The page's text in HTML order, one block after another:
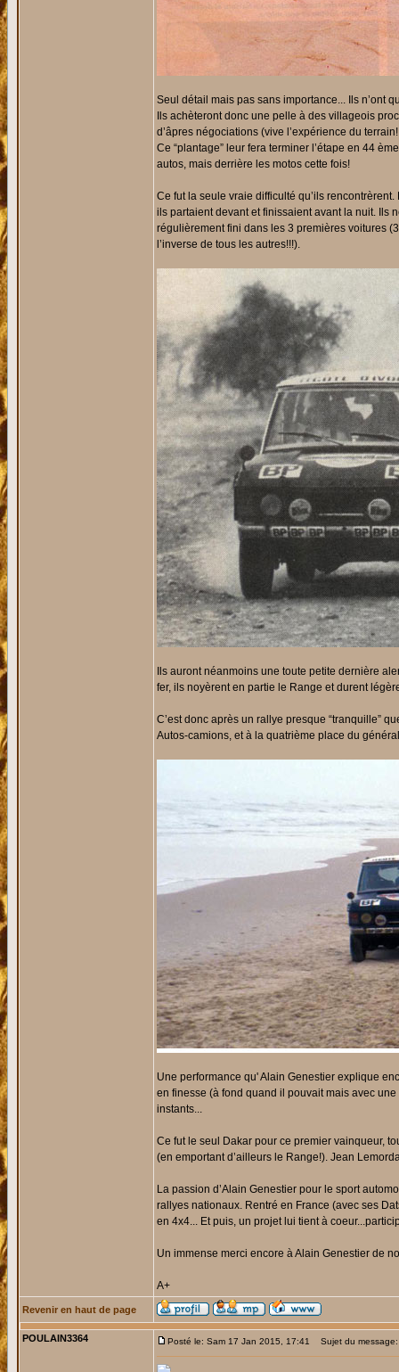
Seul détail mais pas sans importance... Ils n’ont
Ils achèteront donc une pelle à des villageois
d’âpres négociations (vive l’expérience du
Ce “plantage” leur fera terminer l’étape en 44
autos, mais derrière les motos cette fois!
Ce fut la seule vraie difficulté qu’ils
ils partaient devant et finissaient avant la nuit. Ils
régulièrement fini dans les 3 premières voitures
l’inverse de tous les autres!!!).
Ils auront néanmoins une toute petite dernière
fer, ils noyèrent en partie le Range et durent
C’est donc après un rallye presque “tranquille”
Autos-camions, et à la quatrième place du
Une performance qu' Alain Genestier explique
en finesse (à fond quand il pouvait mais avec
instants...
Ce fut le seul Dakar pour ce premier vainqueur,
(en emportant d’ailleurs le Range!). Jean
La passion d’Alain Genestier pour le sport
rallyes nationaux. Rentré en France (avec ses
en 4x4... Et puis, un projet lui tient à
Un immense merci encore à Alain Genestier de
A+
Revenir en haut de page
POULAIN3364 Posté le: Sam 17 Jan 2015, 17:41 Sujet du message: